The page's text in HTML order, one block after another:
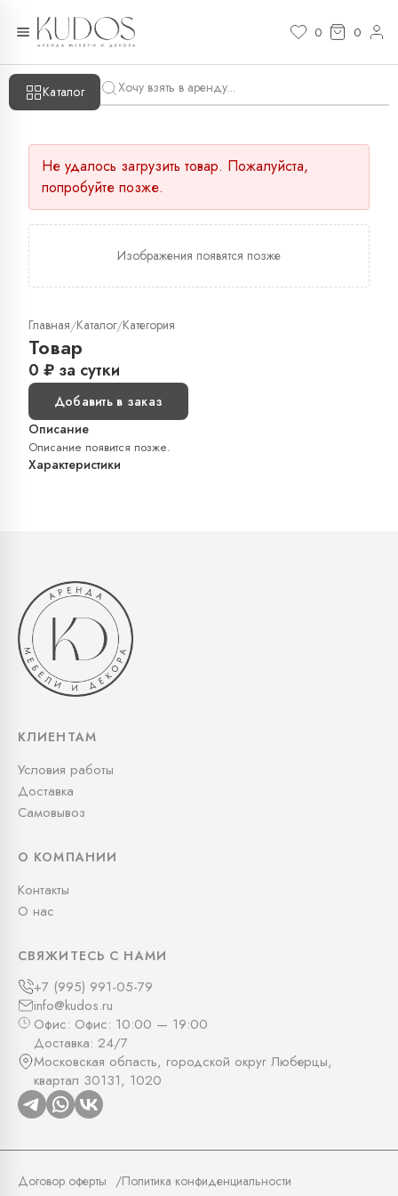
0 0
Каталог
Не удалось загрузить товар. Пожалуйста,
попробуйте позже.
Изображения появятся позже
Главная/Каталог/Категория
Товар
0 ₽ за сутки
Добавить в заказ
Описание
Описание появится позже.
Характеристики
КЛИЕНТАМ
Условия работы
Доставка
Самовывоз
О КОМПАНИИ
Контакты
О нас
СВЯЖИТЕСЬ С НАМИ
+7 (995) 991-05-79
info@kudos.ru
Офис: Офис: 10:00 — 19:00
Доставка: 24/7
Московская область, городской округ Люберцы,
квартал 30131, 1020
Договор оферты Политика конфиденциальности